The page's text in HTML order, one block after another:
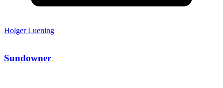
Holger Luening
Sundowner